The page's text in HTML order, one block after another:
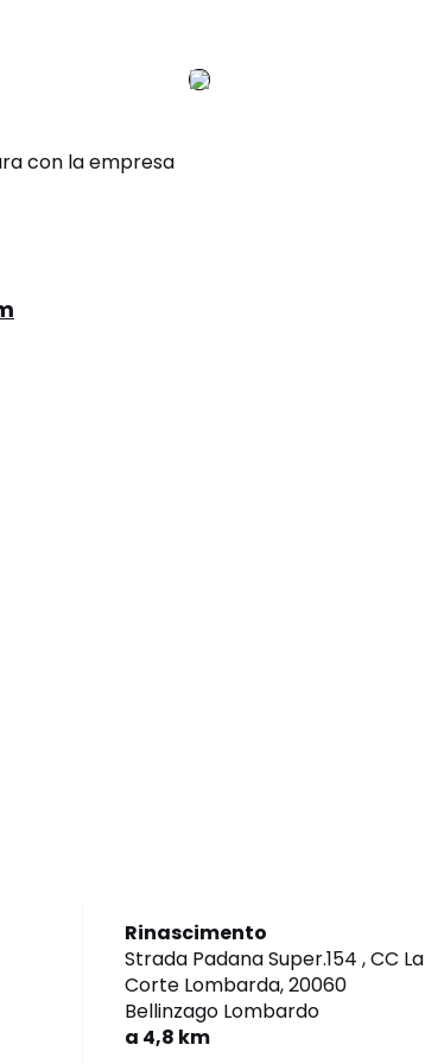
con la empresa
Rinascimento
Strada Padana Super.154 , CC La
Corte Lombarda,20060
Bellinzago Lombardo
a 4,8 km